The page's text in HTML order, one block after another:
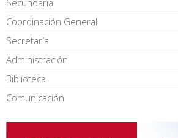
Secundaria
Coordinación General
Secretaría
Administración
Biblioteca
Comunicación